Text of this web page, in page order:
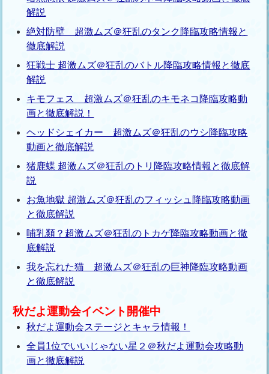
解説
絶対防壁 超激ムズ＠狂乱のタンク降臨攻略情報と
徹底解説
狂戦士 超激ムズ＠狂乱のバトル降臨攻略情報と徹底
解説
キモフェス 超激ムズ＠狂乱のキモネコ降臨攻略動
画と徹底解説！
ヘッドシェイカー 超激ムズ＠狂乱のウシ降臨攻略
動画と徹底解説
猪鹿蝶 超激ムズ＠狂乱のトリ降臨攻略情報と徹底解
説
お魚地獄 超激ムズ＠狂乱のフィッシュ降臨攻略動画
と徹底解説
哺乳類？超激ムズ＠狂乱のトカゲ降臨攻略動画と徹
底解説
我を忘れた猫 超激ムズ＠狂乱の巨神降臨攻略動画
と徹底解説
秋だよ運動会イベント開催中
秋だよ運動会ステージとキャラ情報！
全員1位でいいじゃない星２＠秋だよ運動会攻略動
画と徹底解説